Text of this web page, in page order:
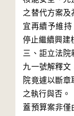
之替代方案及
宜再續予維
停止繼續興建
三、詎立法院
九一號解釋文
院竟遽以斷
之執行與否。
蓋預算案非僅